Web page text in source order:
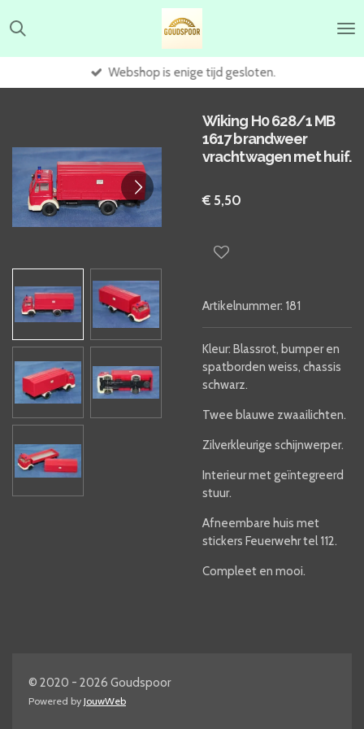
direct
hoofdinhoud
Webshop is enige tijd gesloten.
Wiking H0 628/1 MB
1617 brandweer
vrachtwagen met huif.
€ 5,50
Artikelnummer: 181
Kleur: Blassrot, bumper en
spatborden weiss, chassis
schwarz.
Twee blauwe zwaailichten.
Zilverkleurige schijnwerper.
Interieur met geïntegreerd
stuur.
Afneembare huis met
stickers Feuerwehr tel 112.
Compleet en mooi.
© 2020 - 2026 Goudspoor
Powered by JouwWeb